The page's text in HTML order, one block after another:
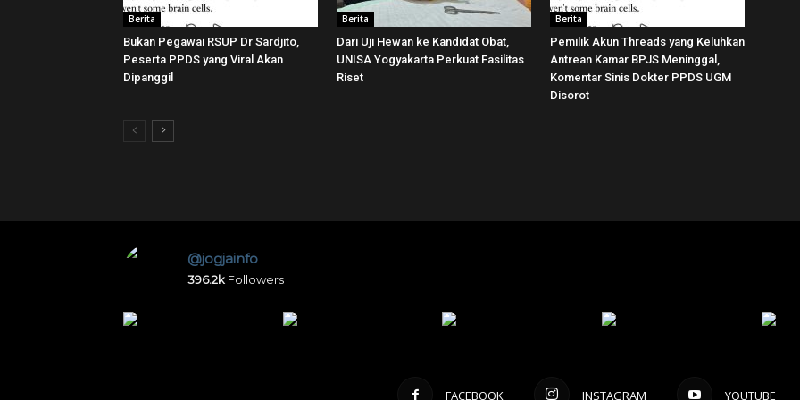
Berita
Bukan Pegawai RSUP Dr Sardjito,
Peserta PPDS yang Viral Akan
Dipanggil
Berita
Dari Uji Hewan ke Kandidat Obat,
UNISA Yogyakarta Perkuat Fasilitas
Riset
Berita
Pemilik Akun Threads yang Keluhkan
Antrean Kamar BPJS Meninggal,
Komentar Sinis Dokter PPDS UGM
Disorot
@jogjainfo
396.2k Followers
FACEBOOK INSTAGRAM YOUTUBE